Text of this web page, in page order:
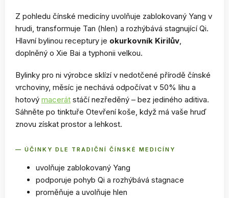
Z pohledu čínské medicíny uvolňuje zablokovaný Yang v
hrudi, transformuje Tan (hlen) a rozhýbává stagnující Qi.
Hlavní bylinou receptury je okurkovník Kirilův,
doplněný o Xie Bai a typhonii velkou.
Bylinky pro ni výrobce sklízí v nedotčené přírodě čínské
vrchoviny, měsíc je nechává odpočívat v 50% lihu a
hotový macerát stáčí nezředěný – bez jediného aditiva.
Sáhněte po tinktuře Otevření koše, když má vaše hruď
znovu získat prostor a lehkost.
— ÚČINKY DLE TRADIČNÍ ČÍNSKÉ MEDICÍNY
uvolňuje zablokovaný Yang
podporuje pohyb Qi a rozhýbává stagnace
proměňuje a uvolňuje hlen